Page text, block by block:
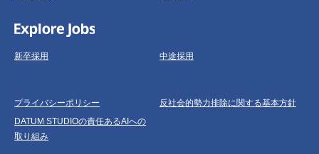
新卒採用 中途採用
プライバシーポリシー
反社会的勢力排除に関する基本方針
DATUM STUDIOの責任あるAIへの
取り組み